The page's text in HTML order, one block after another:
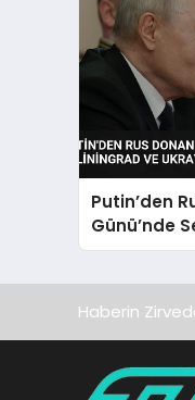
Putin’den
Günü’nde
Kaliningrad
Haberin